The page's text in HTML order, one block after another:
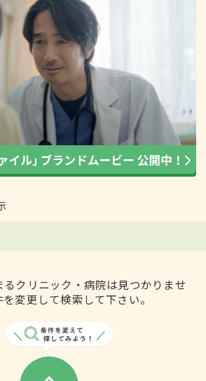
クリニック・病院は見つかりませ
変更して検索して下さい。